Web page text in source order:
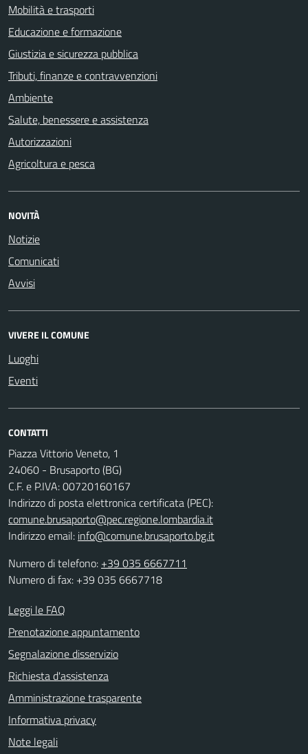
Mobilità e trasporti
Educazione e formazione
Giustizia e sicurezza pubblica
Tributi, finanze e contravvenzioni
Ambiente
Salute, benessere e assistenza
Autorizzazioni
Agricoltura e pesca
NOVITÀ
Notizie
Comunicati
Avvisi
VIVERE IL COMUNE
Luoghi
Eventi
CONTATTI
Piazza Vittorio Veneto, 1
24060 - Brusaporto (BG)
C.F. e P.IVA: 00720160167
Indirizzo di posta elettronica certificata (PEC):
comune.brusaporto@pec.regione.lombardia.it
Indirizzo email: info@comune.brusaporto.bg.it
Numero di telefono: +39 035 6667711
Numero di fax: +39 035 6667718
Leggi le FAQ
Prenotazione appuntamento
Segnalazione disservizio
Richiesta d'assistenza
Amministrazione trasparente
Informativa privacy
Note legali